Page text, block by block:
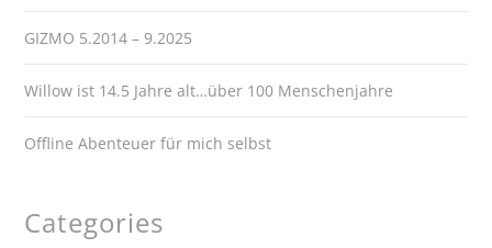
GIZMO 5.2014 – 9.2025
Willow ist 14.5 Jahre alt…über 100 Menschenjahre
Offline Abenteuer für mich selbst
Categories